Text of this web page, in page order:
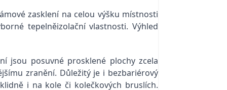
zasklení na celou výšku místnosti
tepelněizolační vlastnosti. Výhled
jsou posuvné prosklené plochy zcela
zranění. Důležitý je i bezbariérový
i na kole či kolečkových bruslích.